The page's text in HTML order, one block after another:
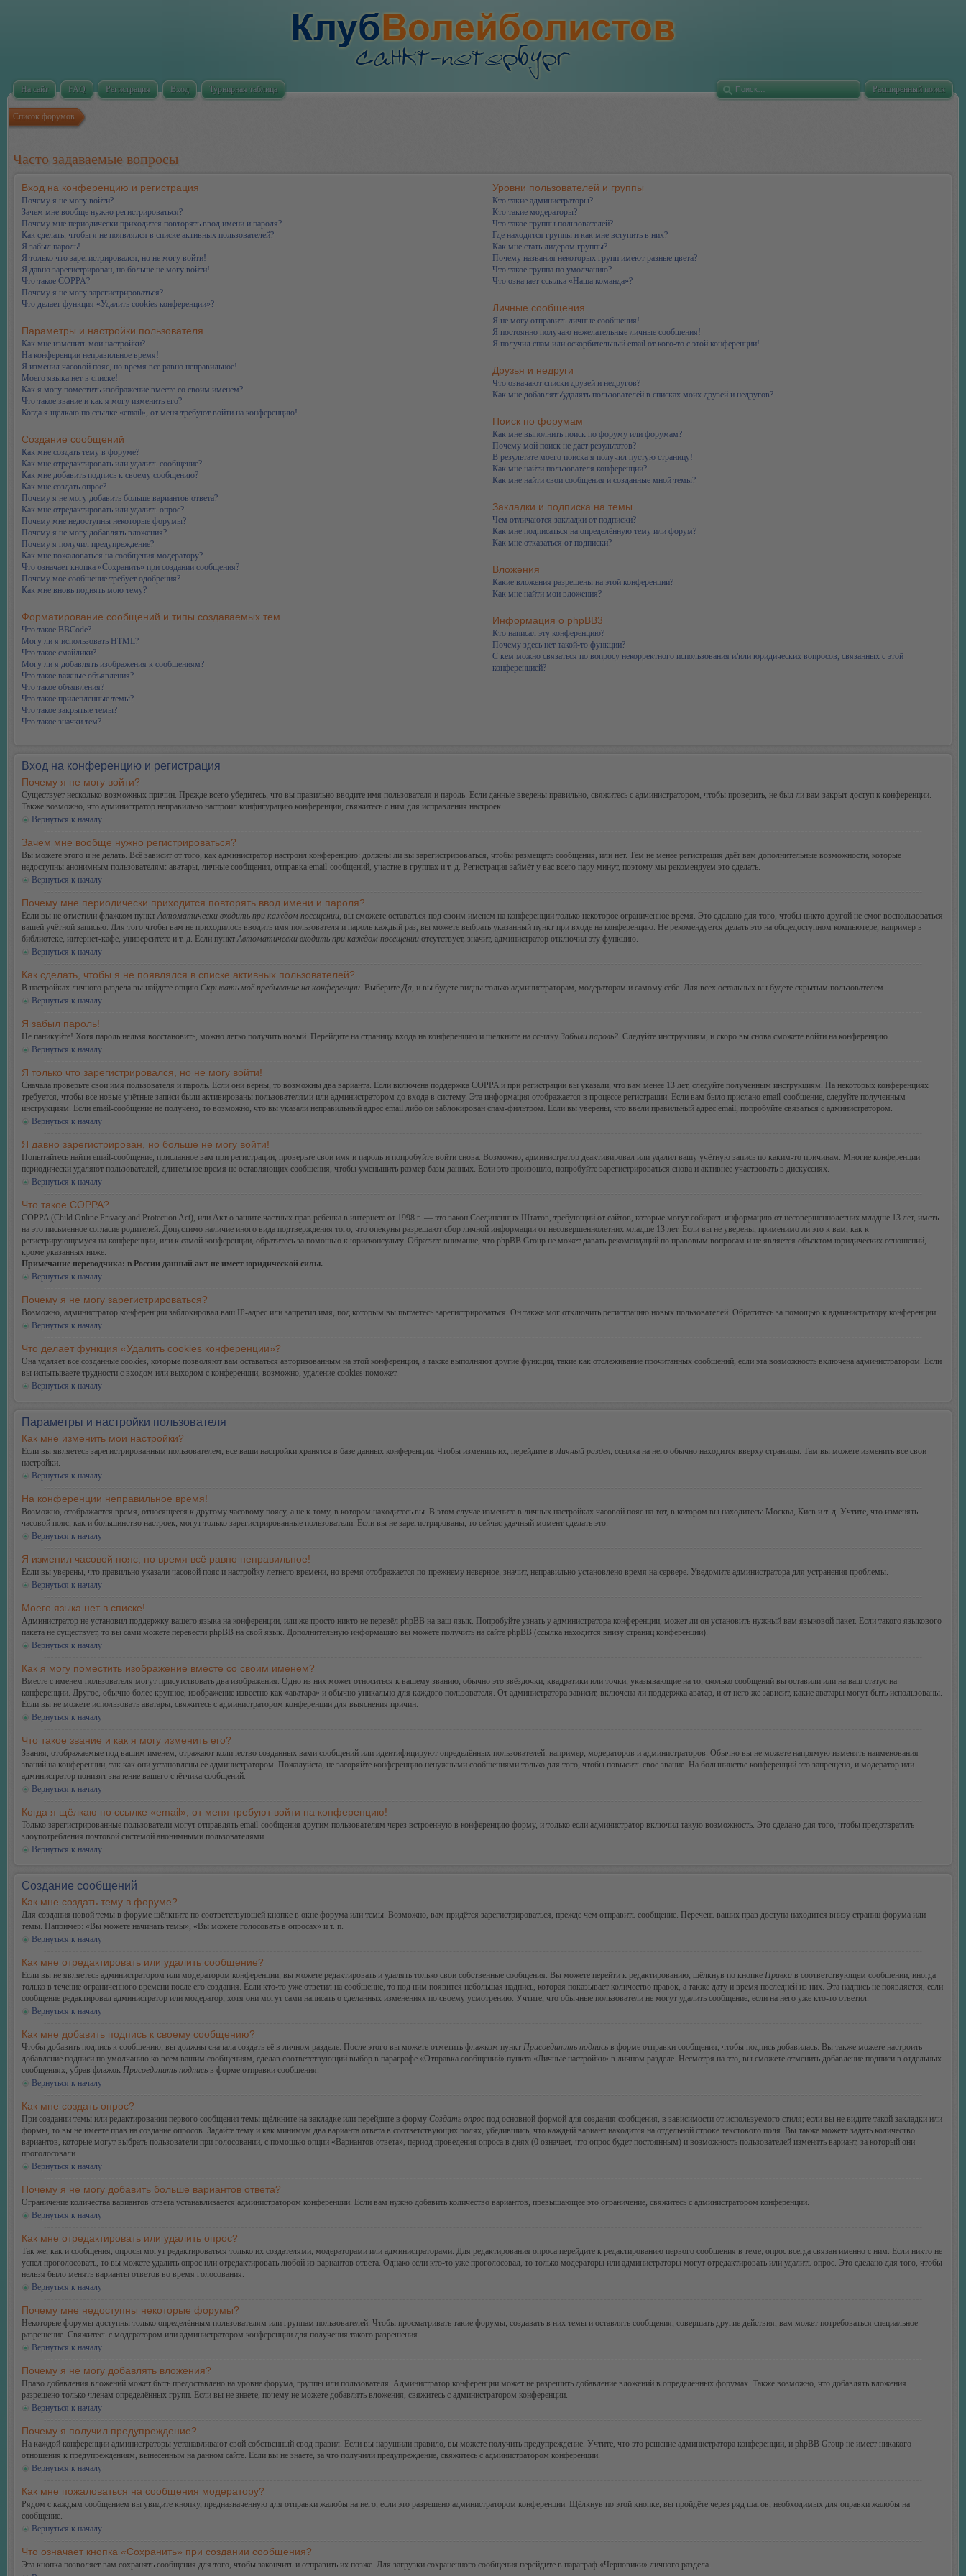
Расширенный поиск
На сайт FAQ Регистрация Вход Турнирная таблица
Список форумов
Часто задаваемые вопросы
Вход на конференцию и регистрация
Почему я не могу войти?
Зачем мне вообще нужно регистрироваться?
Почему мне периодически приходится повторять ввод имени и пароля?
Как сделать, чтобы я не появлялся в списке активных пользователей?
Я забыл пароль!
Я только что зарегистрировался, но не могу войти!
Я давно зарегистрирован, но больше не могу войти!
Что такое COPPA?
Почему я не могу зарегистрироваться?
Что делает функция «Удалить cookies конференции»?
Параметры и настройки пользователя
Как мне изменить мои настройки?
На конференции неправильное время!
Я изменил часовой пояс, но время всё равно неправильное!
Моего языка нет в списке!
Как я могу поместить изображение вместе со своим именем?
Что такое звание и как я могу изменить его?
Когда я щёлкаю по ссылке «email», от меня требуют войти на конференцию!
Создание сообщений
Как мне создать тему в форуме?
Как мне отредактировать или удалить сообщение?
Как мне добавить подпись к своему сообщению?
Как мне создать опрос?
Почему я не могу добавить больше вариантов ответа?
Как мне отредактировать или удалить опрос?
Почему мне недоступны некоторые форумы?
Почему я не могу добавлять вложения?
Почему я получил предупреждение?
Как мне пожаловаться на сообщения модератору?
Что означает кнопка «Сохранить» при создании сообщения?
Почему моё сообщение требует одобрения?
Как мне вновь поднять мою тему?
Форматирование сообщений и типы создаваемых тем
Что такое BBCode?
Могу ли я использовать HTML?
Что такое смайлики?
Могу ли я добавлять изображения к сообщениям?
Что такое важные объявления?
Что такое объявления?
Что такое прилепленные темы?
Что такое закрытые темы?
Что такое значки тем?
Уровни пользователей и группы
Кто такие администраторы?
Кто такие модераторы?
Что такое группы пользователей?
Где находятся группы и как мне вступить в них?
Как мне стать лидером группы?
Почему названия некоторых групп имеют разные цвета?
Что такое группа по умолчанию?
Что означает ссылка «Наша команда»?
Личные сообщения
Я не могу отправить личные сообщения!
Я постоянно получаю нежелательные личные сообщения!
Я получил спам или оскорбительный email от кого-то с этой конференции!
Друзья и недруги
Что означают списки друзей и недругов?
Как мне добавлять/удалять пользователей в списках моих друзей и недругов?
Поиск по форумам
Как мне выполнить поиск по форуму или форумам?
Почему мой поиск не даёт результатов?
В результате моего поиска я получил пустую страницу!
Как мне найти пользователя конференции?
Как мне найти свои сообщения и созданные мной темы?
Закладки и подписка на темы
Чем отличаются закладки от подписки?
Как мне подписаться на определённую тему или форум?
Как мне отказаться от подписки?
Вложения
Какие вложения разрешены на этой конференции?
Как мне найти мои вложения?
Информация о phpBB3
Кто написал эту конференцию?
Почему здесь нет такой-то функции?
С кем можно связаться по вопросу некорректного использования и/или юридических вопросов, связанных с этой
конференцией?
Вход на конференцию и регистрация
Почему я не могу войти?
Существует несколько возможных причин. Прежде всего убедитесь, что вы правильно вводите имя пользователя и пароль. Если данные введены правильно, свяжитесь с администратором, чтобы проверить, не был ли вам закрыт доступ к конференции.
Также возможно, что администратор неправильно настроил конфигурацию конференции, свяжитесь с ним для исправления настроек.
Вернуться к началу
Зачем мне вообще нужно регистрироваться?
Вы можете этого и не делать. Всё зависит от того, как администратор настроил конференцию: должны ли вы зарегистрироваться, чтобы размещать сообщения, или нет. Тем не менее регистрация даёт вам дополнительные возможности, которые
недоступны анонимным пользователям: аватары, личные сообщения, отправка email-сообщений, участие в группах и т. д. Регистрация займёт у вас всего пару минут, поэтому мы рекомендуем это сделать.
Вернуться к началу
Почему мне периодически приходится повторять ввод имени и пароля?
Если вы не отметили флажком пункт Автоматически входить при каждом посещении, вы сможете оставаться под своим именем на конференции только некоторое ограниченное время. Это сделано для того, чтобы никто другой не смог воспользоваться
вашей учётной записью. Для того чтобы вам не приходилось вводить имя пользователя и пароль каждый раз, вы можете выбрать указанный пункт при входе на конференцию. Не рекомендуется делать это на общедоступном компьютере, например в
библиотеке, интернет-кафе, университете и т. д. Если пункт Автоматически входить при каждом посещении отсутствует, значит, администратор отключил эту функцию.
Вернуться к началу
Как сделать, чтобы я не появлялся в списке активных пользователей?
В настройках личного раздела вы найдёте опцию Скрывать моё пребывание на конференции. Выберите Да, и вы будете видны только администраторам, модераторам и самому себе. Для всех остальных вы будете скрытым пользователем.
Вернуться к началу
Я забыл пароль!
Не паникуйте! Хотя пароль нельзя восстановить, можно легко получить новый. Перейдите на страницу входа на конференцию и щёлкните на ссылку Забыли пароль?. Следуйте инструкциям, и скоро вы снова сможете войти на конференцию.
Вернуться к началу
Я только что зарегистрировался, но не могу войти!
Сначала проверьте свои имя пользователя и пароль. Если они верны, то возможны два варианта. Если включена поддержка COPPA и при регистрации вы указали, что вам менее 13 лет, следуйте полученным инструкциям. На некоторых конференциях
требуется, чтобы все новые учётные записи были активированы пользователями или администратором до входа в систему. Эта информация отображается в процессе регистрации. Если вам было прислано email-сообщение, следуйте полученным
инструкциям. Если email-сообщение не получено, то возможно, что вы указали неправильный адрес email либо он заблокирован спам-фильтром. Если вы уверены, что ввели правильный адрес email, попробуйте связаться с администратором.
Вернуться к началу
Я давно зарегистрирован, но больше не могу войти!
Попытайтесь найти email-сообщение, присланное вам при регистрации, проверьте свои имя и пароль и попробуйте войти снова. Возможно, администратор деактивировал или удалил вашу учётную запись по каким-то причинам. Многие конференции
периодически удаляют пользователей, длительное время не оставляющих сообщения, чтобы уменьшить размер базы данных. Если это произошло, попробуйте зарегистрироваться снова и активнее участвовать в дискуссиях.
Вернуться к началу
Что такое COPPA?
COPPA (Child Online Privacy and Protection Act), или Акт о защите частных прав ребёнка в интернете от 1998 г. — это закон Соединённых Штатов, требующий от сайтов, которые могут собирать информацию от несовершеннолетних младше 13 лет, иметь
на это письменное согласие родителей. Допустимо наличие иного вида подтверждения того, что опекуны разрешают сбор личной информации от несовершеннолетних младше 13 лет. Если вы не уверены, применимо ли это к вам, как к
регистрирующемуся на конференции, или к самой конференции, обратитесь за помощью к юрисконсульту. Обратите внимание, что phpBB Group не может давать рекомендаций по правовым вопросам и не является объектом юридических отношений,
кроме указанных ниже.
Примечание переводчика: в России данный акт не имеет юридической силы.
Вернуться к началу
Почему я не могу зарегистрироваться?
Возможно, администратор конференции заблокировал ваш IP-адрес или запретил имя, под которым вы пытаетесь зарегистрироваться. Он также мог отключить регистрацию новых пользователей. Обратитесь за помощью к администратору конференции.
Вернуться к началу
Что делает функция «Удалить cookies конференции»?
Она удаляет все созданные cookies, которые позволяют вам оставаться авторизованным на этой конференции, а также выполняют другие функции, такие как отслеживание прочитанных сообщений, если эта возможность включена администратором. Если
вы испытываете трудности с входом или выходом с конференции, возможно, удаление cookies поможет.
Вернуться к началу
Параметры и настройки пользователя
Как мне изменить мои настройки?
Если вы являетесь зарегистрированным пользователем, все ваши настройки хранятся в базе данных конференции. Чтобы изменить их, перейдите в Личный раздел; ссылка на него обычно находится вверху страницы. Там вы можете изменить все свои
настройки.
Вернуться к началу
На конференции неправильное время!
Возможно, отображается время, относящееся к другому часовому поясу, а не к тому, в котором находитесь вы. В этом случае измените в личных настройках часовой пояс на тот, в котором вы находитесь: Москва, Киев и т. д. Учтите, что изменять
часовой пояс, как и большинство настроек, могут только зарегистрированные пользователи. Если вы не зарегистрированы, то сейчас удачный момент сделать это.
Вернуться к началу
Я изменил часовой пояс, но время всё равно неправильное!
Если вы уверены, что правильно указали часовой пояс и настройку летнего времени, но время отображается по-прежнему неверное, значит, неправильно установлено время на сервере. Уведомите администратора для устранения проблемы.
Вернуться к началу
Моего языка нет в списке!
Администратор не установил поддержку вашего языка на конференции, или же просто никто не перевёл phpBB на ваш язык. Попробуйте узнать у администратора конференции, может ли он установить нужный вам языковой пакет. Если такого языкового
пакета не существует, то вы сами можете перевести phpBB на свой язык. Дополнительную информацию вы можете получить на сайте phpBB (ссылка находится внизу страниц конференции).
Вернуться к началу
Как я могу поместить изображение вместе со своим именем?
Вместе с именем пользователя могут присутствовать два изображения. Одно из них может относиться к вашему званию, обычно это звёздочки, квадратики или точки, указывающие на то, сколько сообщений вы оставили или на ваш статус на
конференции. Другое, обычно более крупное, изображение известно как «аватара» и обычно уникально для каждого пользователя. От администратора зависит, включена ли поддержка аватар, и от него же зависит, какие аватары могут быть использованы.
Если вы не можете использовать аватары, свяжитесь с администратором конференции для выяснения причин.
Вернуться к началу
Что такое звание и как я могу изменить его?
Звания, отображаемые под вашим именем, отражают количество созданных вами сообщений или идентифицируют определённых пользователей: например, модераторов и администраторов. Обычно вы не можете напрямую изменять наименования
званий на конференции, так как они установлены её администратором. Пожалуйста, не засоряйте конференцию ненужными сообщениями только для того, чтобы повысить своё звание. На большинстве конференций это запрещено, и модератор или
администратор понизят значение вашего счётчика сообщений.
Вернуться к началу
Когда я щёлкаю по ссылке «email», от меня требуют войти на конференцию!
Только зарегистрированные пользователи могут отправлять email-сообщения другим пользователям через встроенную в конференцию форму, и только если администратор включил такую возможность. Это сделано для того, чтобы предотвратить
злоупотребления почтовой системой анонимными пользователями.
Вернуться к началу
Создание сообщений
Как мне создать тему в форуме?
Для создания новой темы в форуме щёлкните по соответствующей кнопке в окне форума или темы. Возможно, вам придётся зарегистрироваться, прежде чем отправить сообщение. Перечень ваших прав доступа находится внизу страниц форума или
темы. Например: «Вы можете начинать темы», «Вы можете голосовать в опросах» и т. п.
Вернуться к началу
Как мне отредактировать или удалить сообщение?
Если вы не являетесь администратором или модератором конференции, вы можете редактировать и удалять только свои собственные сообщения. Вы можете перейти к редактированию, щёлкнув по кнопке Правка в соответствующем сообщении, иногда
только в течение ограниченного времени после его создания. Если кто-то уже ответил на сообщение, то под ним появится небольшая надпись, которая показывает количество правок, а также дату и время последней из них. Эта надпись не появляется, если
сообщение редактировал администратор или модератор, хотя они могут сами написать о сделанных изменениях по своему усмотрению. Учтите, что обычные пользователи не могут удалить сообщение, если на него уже кто-то ответил.
Вернуться к началу
Как мне добавить подпись к своему сообщению?
Чтобы добавить подпись к сообщению, вы должны сначала создать её в личном разделе. После этого вы можете отметить флажком пункт Присоединить подпись в форме отправки сообщения, чтобы подпись добавилась. Вы также можете настроить
добавление подписи по умолчанию ко всем вашим сообщениям, сделав соответствующий выбор в параграфе «Отправка сообщений» пункта «Личные настройки» в личном разделе. Несмотря на это, вы сможете отменить добавление подписи в отдельных
сообщениях, убрав флажок Присоединить подпись в форме отправки сообщения.
Вернуться к началу
Как мне создать опрос?
При создании темы или редактировании первого сообщения темы щёлкните на закладке или перейдите в форму Создать опрос под основной формой для создания сообщения, в зависимости от используемого стиля; если вы не видите такой закладки или
формы, то вы не имеете прав на создание опросов. Задайте тему и как минимум два варианта ответа в соответствующих полях, убедившись, что каждый вариант находится на отдельной строке текстового поля. Вы также можете задать количество
вариантов, которые могут выбрать пользователи при голосовании, с помощью опции «Вариантов ответа», период проведения опроса в днях (0 означает, что опрос будет постоянным) и возможность пользователей изменять вариант, за который они
проголосовали.
Вернуться к началу
Почему я не могу добавить больше вариантов ответа?
Ограничение количества вариантов ответа устанавливается администратором конференции. Если вам нужно добавить количество вариантов, превышающее это ограничение, свяжитесь с администратором конференции.
Вернуться к началу
Как мне отредактировать или удалить опрос?
Так же, как и сообщения, опросы могут редактироваться только их создателями, модераторами или администраторами. Для редактирования опроса перейдите к редактированию первого сообщения в теме; опрос всегда связан именно с ним. Если никто не
успел проголосовать, то вы можете удалить опрос или отредактировать любой из вариантов ответа. Однако если кто-то уже проголосовал, то только модераторы или администраторы могут отредактировать или удалить опрос. Это сделано для того, чтобы
нельзя было менять варианты ответов во время голосования.
Вернуться к началу
Почему мне недоступны некоторые форумы?
Некоторые форумы доступны только определённым пользователям или группам пользователей. Чтобы просматривать такие форумы, создавать в них темы и оставлять сообщения, совершать другие действия, вам может потребоваться специальное
разрешение. Свяжитесь с модератором или администратором конференции для получения такого разрешения.
Вернуться к началу
Почему я не могу добавлять вложения?
Право добавления вложений может быть предоставлено на уровне форума, группы или пользователя. Администратор конференции может не разрешить добавление вложений в определённых форумах. Также возможно, что добавлять вложения
разрешено только членам определённых групп. Если вы не знаете, почему не можете добавлять вложения, свяжитесь с администратором конференции.
Вернуться к началу
Почему я получил предупреждение?
На каждой конференции администраторы устанавливают свой собственный свод правил. Если вы нарушили правило, вы можете получить предупреждение. Учтите, что это решение администратора конференции, и phpBB Group не имеет никакого
отношения к предупреждениям, вынесенным на данном сайте. Если вы не знаете, за что получили предупреждение, свяжитесь с администратором конференции.
Вернуться к началу
Как мне пожаловаться на сообщения модератору?
Рядом с каждым сообщением вы увидите кнопку, предназначенную для отправки жалобы на него, если это разрешено администратором конференции. Щёлкнув по этой кнопке, вы пройдёте через ряд шагов, необходимых для оправки жалобы на
сообщение.
Вернуться к началу
Что означает кнопка «Сохранить» при создании сообщения?
Эта кнопка позволяет вам сохранять сообщения для того, чтобы закончить и отправить их позже. Для загрузки сохранённого сообщения перейдите в параграф «Черновики» личного раздела.